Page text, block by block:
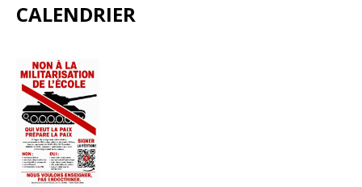
CALENDRIER